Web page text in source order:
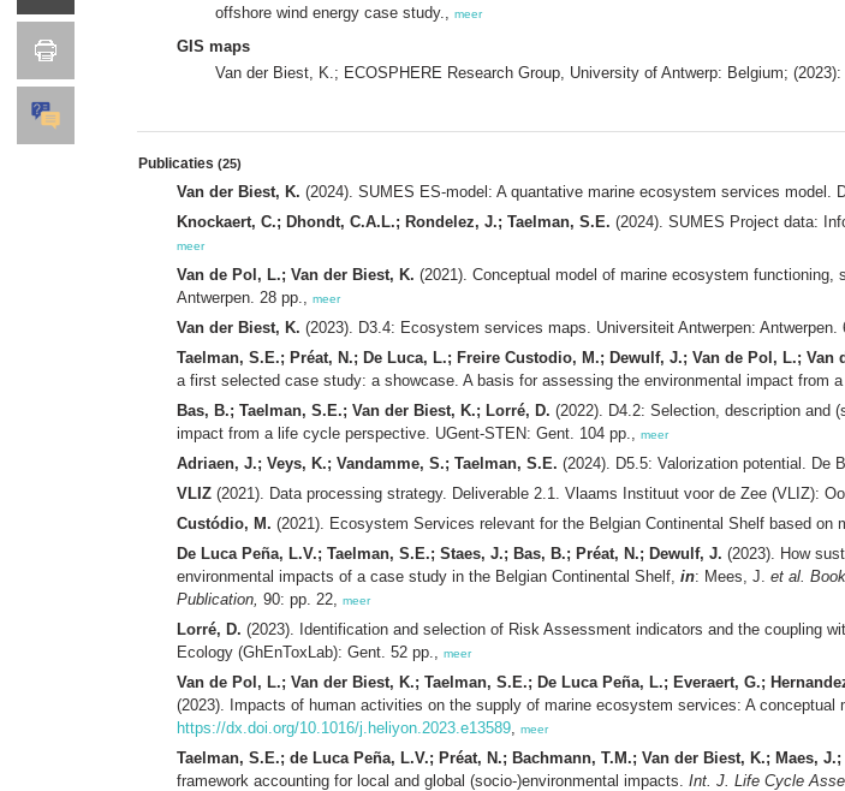
offshore wind energy case study.,
meer
GIS maps
Van der Biest, K.; ECOSPHERE Research Group, University of Antwerp: Belgium;
Publicaties (25)
Van der Biest, K. (2024). SUMES ES-model: A quantative marine ecosystem services model .
Knockaert, C.; Dhondt, C.A.L.; Rondelez, J.; Taelman, S.E. (2024). SUMES Project data:
meer
Van de Pol, L.; Van der Biest, K. (2021). Conceptual model of marine ecosystem
Antwerpen. 28 pp.,
meer
Van der Biest, K. (2023). D3.4: Ecosystem services maps. Universiteit Antwerpen: Antwerpen.
Taelman, S.E.; Préat, N.; De Luca, L.; Freire Custodio, M.; Dewulf, J.; Van de Pol, L.; Van
a first selected case study: a showcase. A basis for assessing the environmental impact from
Bas, B.; Taelman, S.E.; Van der Biest, K.; Lorré, D. (2022). D4.2: Selection, description and
impact from a life cycle perspective. UGent-STEN: Gent. 104 pp.,
meer
Adriaen, J.; Veys, K.; Vandamme, S.; Taelman, S.E. (2024). D5.5: Valorization potential. De
VLIZ (2021). Data processing strategy. Deliverable 2.1. Vlaams Instituut voor de Zee (VLIZ):
Custódio, M. (2021). Ecosystem Services relevant for the Belgian Continental Shelf based
De Luca Peña, L.V.; Taelman, S.E.; Staes, J.; Bas, B.; Préat, N.; Dewulf, J. (2023). How
environmental impacts of a case study in the Belgian Continental Shelf, in: Mees, J. et al.
Publication, 90: pp. 22, meer
Lorré, D. (2023). Identification and selection of Risk Assessment indicators and the coupling
Ecology (GhEnToxLab): Gent. 52 pp.,
meer
Van de Pol, L.; Van der Biest, K.; Taelman, S.E.; De Luca Peña, L.; Everaert, G.;
(2023). Impacts of human activities on the supply of marine ecosystem services: A
https://dx.doi.org/10.1016/j.heliyon.2023.e13589
meer
Taelman, S.E.; de Luca Peña, L.V.; Préat, N.; Bachmann, T.M.; Van der Biest, K.; Maes,
framework accounting for local and global (socio-)environmental impacts. Int. J. Life Cycle